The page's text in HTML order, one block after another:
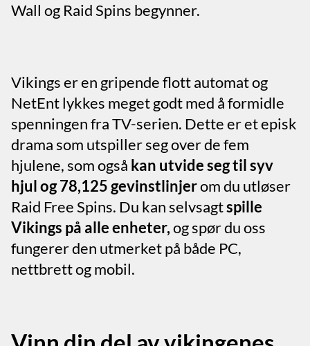
Wall og Raid Spins begynner.
Vikings er en gripende flott automat og
NetEnt lykkes meget godt med å formidle
spenningen fra TV-serien. Dette er et episk
drama som utspiller seg over de fem
hjulene, som også kan utvide seg til syv
hjul og 78,125 gevinstlinjerom du utløser
Raid Free Spins. Du kan selvsagtspille
Vikings på alle enheter,og spør du oss
fungerer den utmerket på både PC,
nettbrett og mobil.